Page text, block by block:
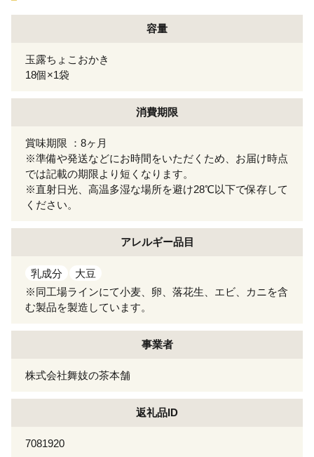
容量
玉露ちょこおかき
18個×1袋
消費期限
賞味期限 ：8ヶ月
※準備や発送などにお時間をいただくため、お届け時点
では記載の期限より短くなります。
※直射日光、高温多湿な場所を避け28℃以下で保存して
ください。
アレルギー品目
乳成分
大豆
※同工場ラインにて小麦、卵、落花生、エビ、カニを含
む製品を製造しています。
事業者
株式会社舞妓の茶本舗
返礼品ID
7081920